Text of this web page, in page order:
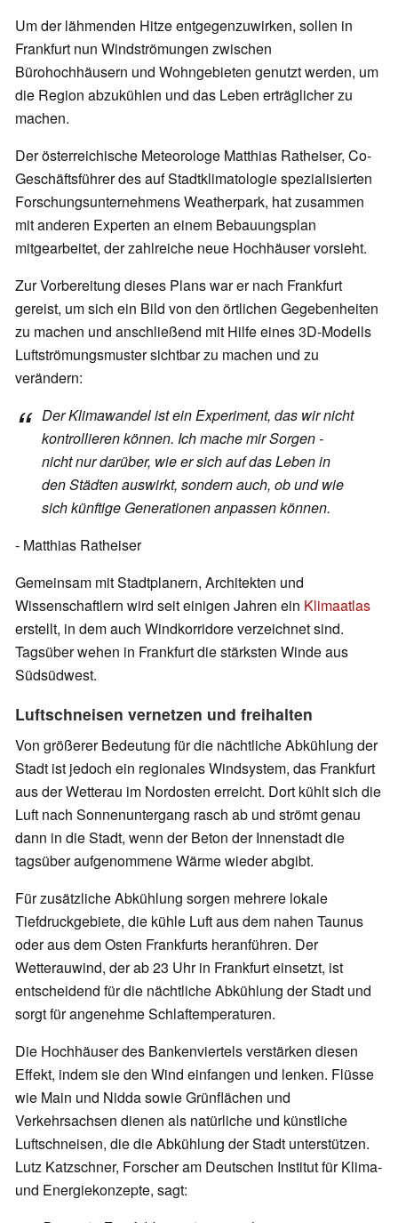
Um der lähmenden Hitze entgegenzuwirken, sollen in
Frankfurt nun Windströmungen zwischen
Bürohochhäusern und Wohngebieten genutzt werden, um
die Region abzukühlen und das Leben erträglicher zu
machen.
Der österreichische Meteorologe Matthias Ratheiser, Co-
Geschäftsführer des auf Stadtklimatologie spezialisierten
Forschungsunternehmens Weatherpark, hat zusammen
mit anderen Experten an einem Bebauungsplan
mitgearbeitet, der zahlreiche neue Hochhäuser vorsieht.
Zur Vorbereitung dieses Plans war er nach Frankfurt
gereist, um sich ein Bild von den örtlichen Gegebenheiten
zu machen und anschließend mit Hilfe eines 3D-Modells
Luftströmungsmuster sichtbar zu machen und zu
verändern:
Der Klimawandel ist ein Experiment, das wir nicht
kontrollieren können. Ich mache mir Sorgen -
nicht nur darüber, wie er sich auf das Leben in
den Städten auswirkt, sondern auch, ob und wie
sich künftige Generationen anpassen können.
- Matthias Ratheiser
Gemeinsam mit Stadtplanern, Architekten und
Wissenschaftlern wird seit einigen Jahren ein Klimaatlas
erstellt, in dem auch Windkorridore verzeichnet sind.
Tagsüber wehen in Frankfurt die stärksten Winde aus
Südsüdwest.
Luftschneisen vernetzen und freihalten
Von größerer Bedeutung für die nächtliche Abkühlung der
Stadt ist jedoch ein regionales Windsystem, das Frankfurt
aus der Wetterau im Nordosten erreicht. Dort kühlt sich die
Luft nach Sonnenuntergang rasch ab und strömt genau
dann in die Stadt, wenn der Beton der Innenstadt die
tagsüber aufgenommene Wärme wieder abgibt.
Für zusätzliche Abkühlung sorgen mehrere lokale
Tiefdruckgebiete, die kühle Luft aus dem nahen Taunus
oder aus dem Osten Frankfurts heranführen. Der
Wetterauwind, der ab 23 Uhr in Frankfurt einsetzt, ist
entscheidend für die nächtliche Abkühlung der Stadt und
sorgt für angenehme Schlaftemperaturen.
Die Hochhäuser des Bankenviertels verstärken diesen
Effekt, indem sie den Wind einfangen und lenken. Flüsse
wie Main und Nidda sowie Grünflächen und
Verkehrsachsen dienen als natürliche und künstliche
Luftschneisen, die die Abkühlung der Stadt unterstützen.
Lutz Katzschner, Forscher am Deutschen Institut für Klima-
und Energiekonzepte, sagt: